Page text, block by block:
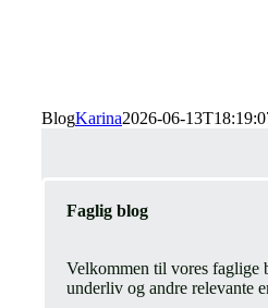
BlogKarina2026-06-
Faglig blog
Velkommen til vores faglige
underliv og andre relevante